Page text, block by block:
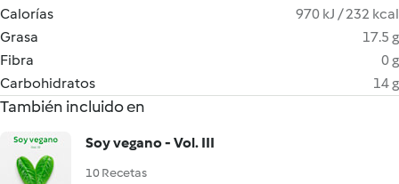
Calorías
970 kJ / 232 kcal
Grasa
17.5 g
Fibra
0 g
Carbohidratos
14 g
También incluido en
Soy vegano - Vol. III
10 Recetas